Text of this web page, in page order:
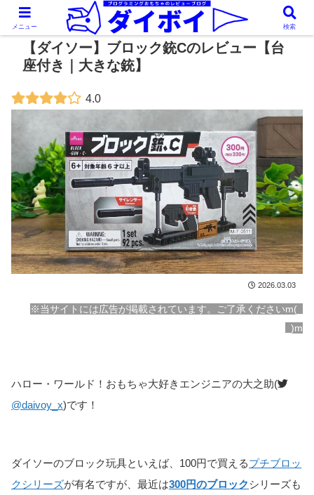
【ダイソー】ブロック銃Cのレビュー【台
座付き｜大きな銃】
4.0
2026.03.03
※当サイトには広告が掲載されています。ご了承くださいm(_
_)m
ハロー・ワールド！おもちゃ大好きエンジニアの大之助(
@daivoy_x)です！
ダイソーのブロック玩具といえば、100円で買えるプチブロッ
クシリーズが有名ですが、最近は300円のブロックシリーズも
メニュー 検索